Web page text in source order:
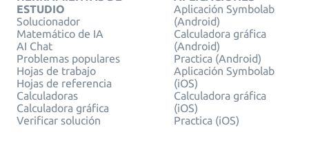
ESTUDIO
Solucionador
Matemático de IA
AI Chat
Problemas populares
Hojas de trabajo
Hojas de referencia
Calculadoras
Calculadora gráfica
Verificar solución
Aplicación Symbolab
(Android)
Calculadora gráfica
(Android)
Practica (Android)
Aplicación Symbolab
(iOS)
Calculadora gráfica
(iOS)
Practica (iOS)